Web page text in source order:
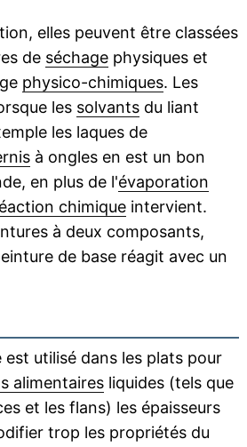
elles peuvent être classées
de séchagephysiques et
physico-chimiques. Les
les solvantsdu liant
les laques de
à ongles en est un bon
en plus de l'évaporation
chimiqueintervient.
à deux composants,
de base réagit avec un
utilisé dans les plats pour
alimentairesliquides (tels que
et les flans) les épaisseurs
trop les propriétés du